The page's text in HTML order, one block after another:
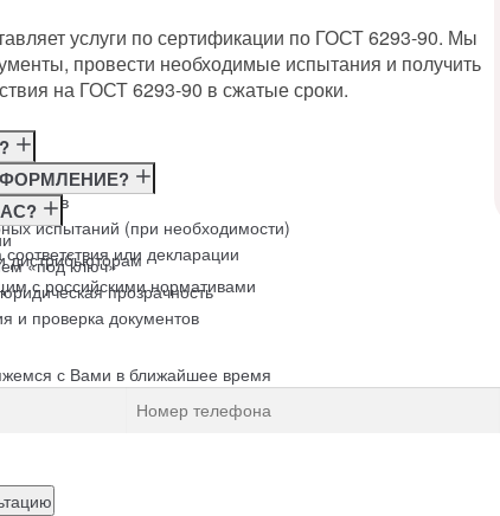
услуги по сертификации по ГОСТ 6293-90. Мы
провести необходимые испытания и получить
на ГОСТ 6293-90 в сжатые сроки.
ГОСТ
испытаний (при необходимости)
или декларации
дистрибьюторам
с российскими нормативами
«под ключ»
прозрачность
и проверка документов
с Вами в ближайшее время